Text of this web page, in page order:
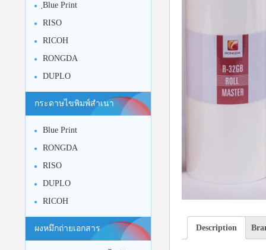
Description
ฺBlue Print
RISO
RICOH
RONGDA
DUPLO
กระดาษไขพิมพ์สำเนา
Blue Print
RONGDA
RISO
DUPLO
RICOH
ผงหมึกถ่ายเอกสาร